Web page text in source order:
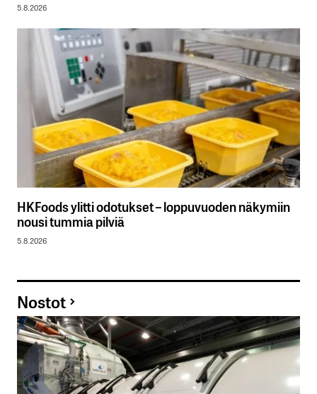
5.8.2026
HKFoods ylitti odotukset – loppuvuoden näkymiin
nousi tummia pilviä
5.8.2026
Nostot